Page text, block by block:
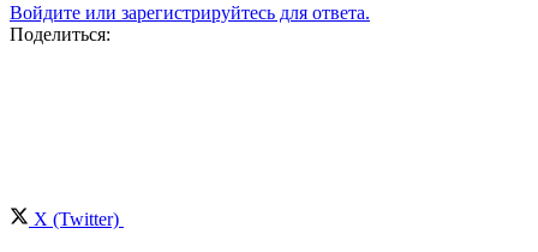
Войдите или зарегистрируйтесь для ответа.
Поделиться:
X (Twitter)